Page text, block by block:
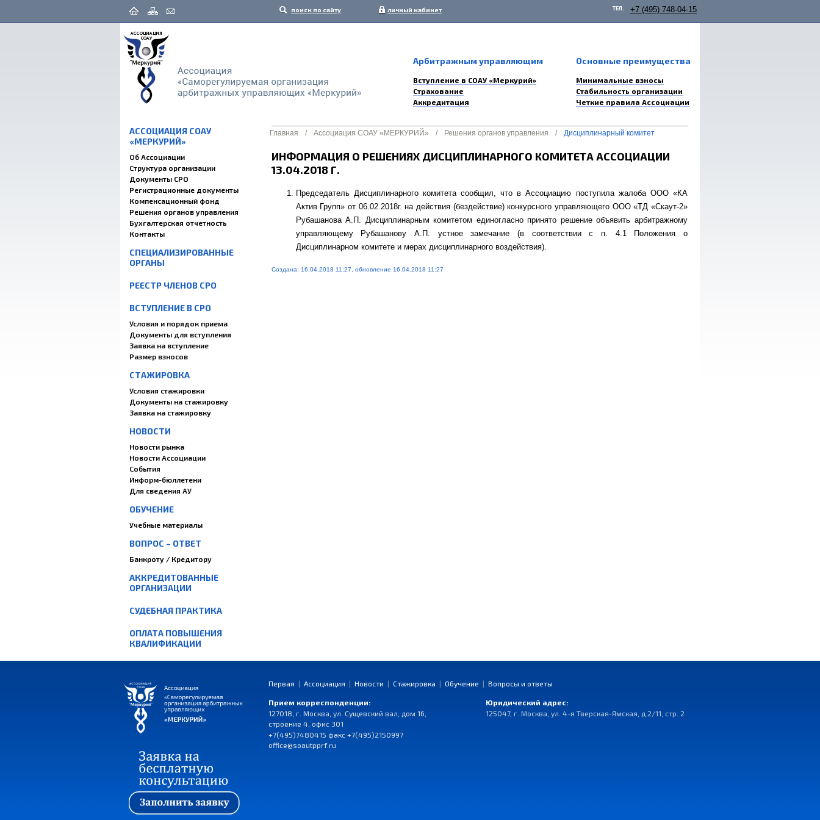
поиск по сайту личный кабинет ТЕЛ. +7 (495) 748-04-15
Арбитражным управляющим
Вступление в СОАУ «Меркурий»
Страхование
Аккредитация
Основные преимущества
Минимальные взносы
Стабильность организации
Четкие правила Ассоциации
АССОЦИАЦИЯ СОАУ
«МЕРКУРИЙ»
Об Ассоциации
Структура организации
Документы СРО
Регистрационные документы
Компенсационный фонд
Решения органов управления
Бухгалтерская отчетность
Контакты
СПЕЦИАЛИЗИРОВАННЫЕ
ОРГАНЫ
РЕЕСТР ЧЛЕНОВ СРО
ВСТУПЛЕНИЕ В СРО
Условия и порядок приема
Документы для вступления
Заявка на вступление
Размер взносов
СТАЖИРОВКА
Условия стажировки
Документы на стажировку
Заявка на стажировку
НОВОСТИ
Новости рынка
Новости Ассоциации
События
Информ-бюллетени
Для сведения АУ
ОБУЧЕНИЕ
Учебные материалы
ВОПРОС – ОТВЕТ
Банкроту / Кредитору
АККРЕДИТОВАННЫЕ
ОРГАНИЗАЦИИ
СУДЕБНАЯ ПРАКТИКА
ОПЛАТА ПОВЫШЕНИЯ
КВАЛИФИКАЦИИ
Главная / Ассоциация СОАУ «МЕРКУРИЙ» / Решения органов управления / Дисциплинарный комитет
ИНФОРМАЦИЯ О РЕШЕНИЯХ ДИСЦИПЛИНАРНОГО КОМИТЕТА АССОЦИАЦИИ
13.04.2018 Г.
Председатель Дисциплинарного комитета сообщил, что в Ассоциацию поступила жалоба ООО «КА
Актив Групп» от 06.02.2018г. на действия (бездействие) конкурсного управляющего ООО «ТД «Скаут-2»
Рубашанова А.П. Дисциплинарным комитетом единогласно принято решение объявить арбитражному
управляющему Рубашанову А.П. устное замечание (в соответствии с п. 4.1 Положения о
Дисциплинарном комитете и мерах дисциплинарного воздействия).
Создана: 16.04.2018 11:27, обновление 16.04.2018 11:27
Первая | Ассоциация | Новости | Стажировка | Обучение | Вопросы и ответы
Прием корреспонденции:
127018, г. Москва, ул. Сущевский вал, дом 16,
строение 4, офис 301
+7(495)7480415 факс +7(495)2150997
office@soautpprf.ru
Юридический адрес:
125047, г. Москва, ул. 4-я Тверская-Ямская, д.2/11, стр. 2